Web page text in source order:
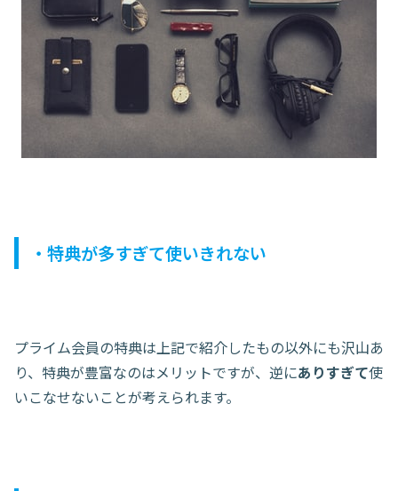
・特典が多すぎて使いきれない
プライム会員の特典は上記で紹介したもの以外にも沢山あ
り、特典が豊富なのはメリットですが、逆にありすぎて使
いこなせないことが考えられます。